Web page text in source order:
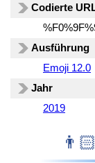
Codierte
Ausführung
Emoji 12.0
Jahr
2019